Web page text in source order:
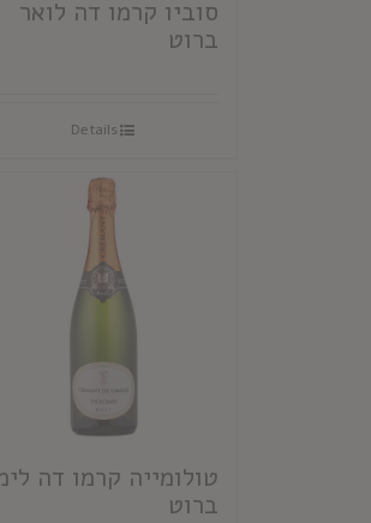
סוביו קרמו דה לואר
ברוט
Details
טולומייה קרמו דה
ברוט